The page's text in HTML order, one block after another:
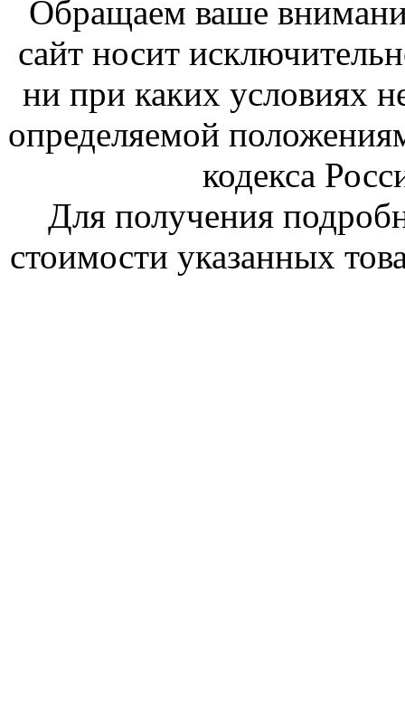
Обращаем ваше
сайт носит
ни при каких условиях
определяемой
кодекса
Для получения
стоимости указанных